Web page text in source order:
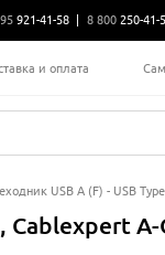
921-41-58 8 800 250-41-
и оплата
USB A (F) - USB
Cablexpert A-